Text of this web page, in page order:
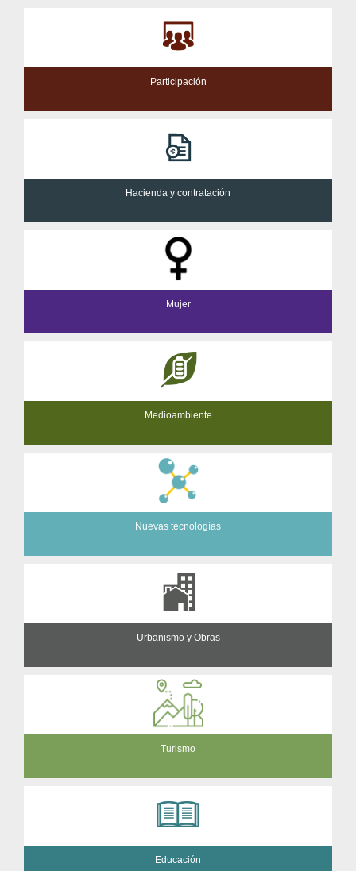
Participación
Hacienda y contratación
Mujer
Medioambiente
Nuevas tecnologías
Urbanismo y Obras
Turismo
Educación